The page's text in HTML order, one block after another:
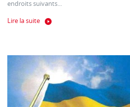
endroits suivants...
Lire la suite